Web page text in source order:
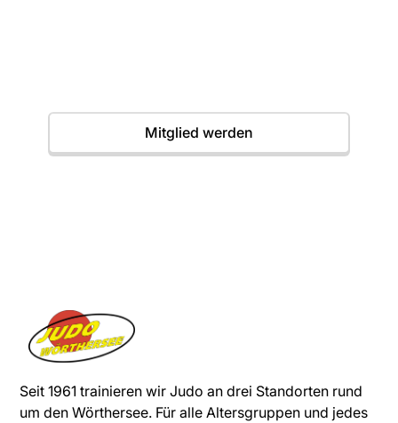
Mitglied werden
Seit 1961 trainieren wir Judo an drei Standorten rund
um den Wörthersee. Für alle Altersgruppen und jedes